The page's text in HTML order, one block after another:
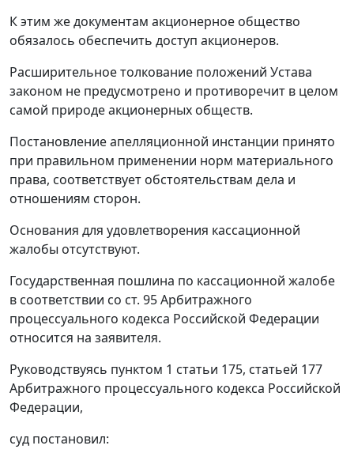
К этим же документам акционерное общество
обязалось обеспечить доступ акционеров.
Расширительное толкование положений Устава
законом не предусмотрено и противоречит в целом
самой природе акционерных обществ.
Постановление апелляционной инстанции принято
при правильном применении норм материального
права, соответствует обстоятельствам дела и
отношениям сторон.
Основания для удовлетворения кассационной
жалобы отсутствуют.
Государственная пошлина по кассационной жалобе
в соответствии со ст. 95Арбитражного
процессуального кодекса Российской Федерации
относится на заявителя.
Руководствуясь пунктом 1 статьи 175, статьей 177
Арбитражного процессуального кодекса Российской
Федерации,
суд постановил: